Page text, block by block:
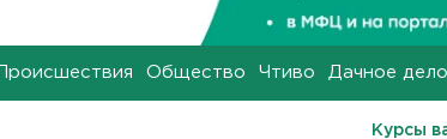
Происшествия Общество Чтиво Дачное дело
Курсы